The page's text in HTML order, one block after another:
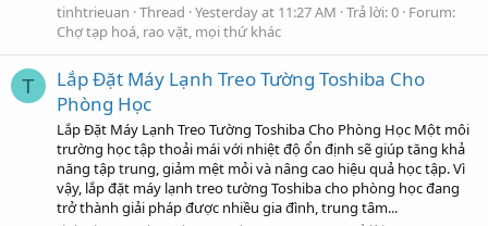
tinhtrieuan Thread Yesterday at 11:27 AM Trả lời: 0 Forum:
Chợ tạp hoá, rao vặt, mọi thứ khác
T
Lắp Đặt Máy Lạnh Treo Tường Toshiba Cho
Phòng Học
Lắp Đặt Máy Lạnh Treo Tường Toshiba Cho Phòng Học Một môi
trường học tập thoải mái với nhiệt độ ổn định sẽ giúp tăng khả
năng tập trung, giảm mệt mỏi và nâng cao hiệu quả học tập. Vì
vậy, lắp đặt máy lạnh treo tường Toshiba cho phòng học đang
trở thành giải pháp được nhiều gia đình, trung tâm...